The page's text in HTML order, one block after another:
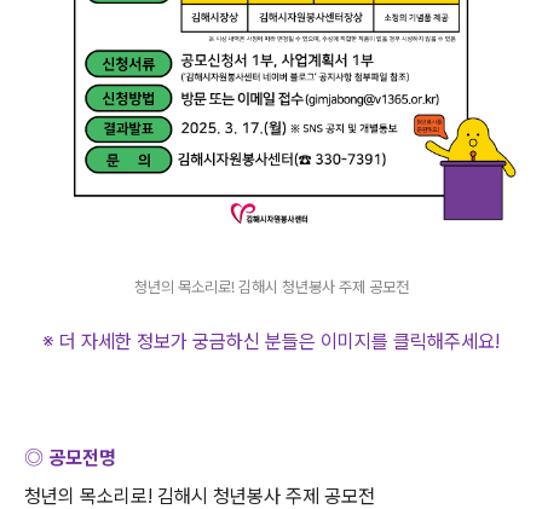
청년의 목소리로! 김해시 청년봉사 주제 공모전
※ 더 자세한 정보가 궁금하신 분들은 이미지를 클릭해주세요!
◎ 공모전명
청년의 목소리로! 김해시 청년봉사 주제 공모전